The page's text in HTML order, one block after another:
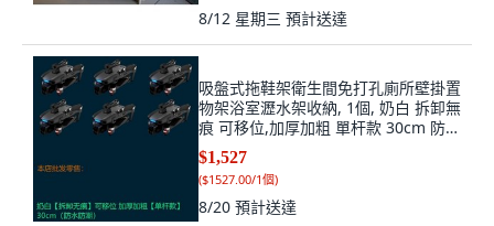
8/12 星期三 預計送達
吸盤式拖鞋架衛生間免打孔廁所壁掛置
物架浴室瀝水架收納, 1個, 奶白 拆卸無
痕 可移位,加厚加粗 單杆款 30cm 防水
防潮
$1,527
($1527.00/1個)
8/20 預計送達